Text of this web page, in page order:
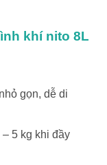
khí nito 8L
gọn, dễ di
5 kg khi đầy